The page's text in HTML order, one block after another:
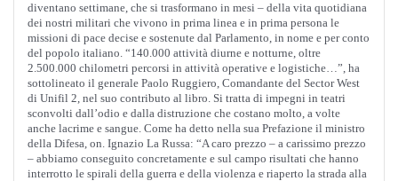
diventano settimane, che si trasformano in mesi – della vita quotidiana
dei nostri militari che vivono in prima linea e in prima persona le
missioni di pace decise e sostenute dal Parlamento, in nome e per conto
del popolo italiano. “140.000 attività diurne e notturne, oltre
2.500.000 chilometri percorsi in attività operative e logistiche…”, ha
sottolineato il generale Paolo Ruggiero, Comandante del Sector West
di Unifil 2, nel suo contributo al libro. Si tratta di impegni in teatri
sconvolti dall’odio e dalla distruzione che costano molto, a volte
anche lacrime e sangue. Come ha detto nella sua Prefazione il ministro
della Difesa, on. Ignazio La Russa: “A caro prezzo – a carissimo prezzo
– abbiamo conseguito concretamente e sul campo risultati che hanno
interrotto le spirali della guerra e della violenza e riaperto la strada alla